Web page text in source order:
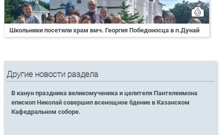
Школьники посетили храм вмч. Георгия Победоносца в п.Дунай
Другие новости раздела
В канун праздника великомученика и целителя Пантелеимона
епископ Николай совершил всенощное бдение в Казанском
Кафедральном соборе.